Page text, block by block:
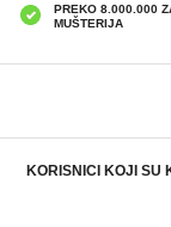
PREKO 8.000.000
MUŠTERIJA
KORISNICI KOJI SU